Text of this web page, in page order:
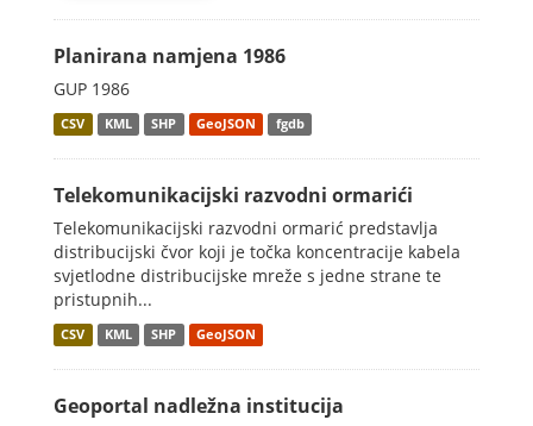
Planirana namjena 1986
GUP 1986
CSV KML SHP GeoJSON fgdb
Telekomunikacijski razvodni ormarići
Telekomunikacijski razvodni ormarić predstavlja
distribucijski čvor koji je točka koncentracije kabela
svjetlodne distribucijske mreže s jedne strane te
pristupnih...
CSV KML SHP GeoJSON
Geoportal nadležna institucija